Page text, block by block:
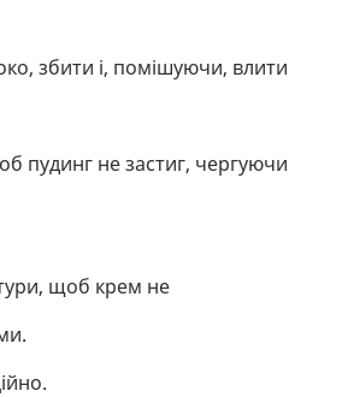
збити і, помішуючи, влити
пудинг не застиг, чергуючи
щоб крем не